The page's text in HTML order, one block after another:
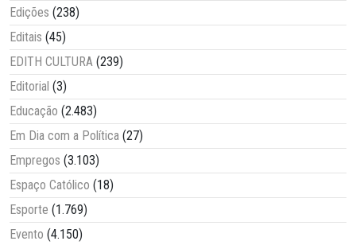
Edições (238)
Editais (45)
EDITH CULTURA (239)
Editorial (3)
Educação (2.483)
Em Dia com a Política (27)
Empregos (3.103)
Espaço Católico (18)
Esporte (1.769)
Evento (4.150)